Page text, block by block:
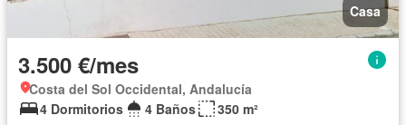
Casa
3.500 €/mes
Costa del Sol Occidental, Andalucía
4 Dormitorios
4 Baños 350 m²